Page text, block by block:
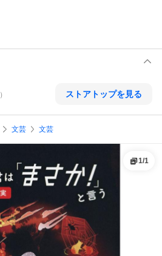
） ストアトップを見る
文芸 文芸
1/1